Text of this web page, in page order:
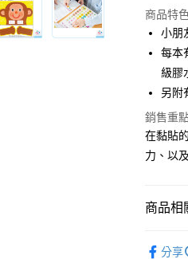
LINE
街口支
ATM付
運送
商品特色
小朋
每本
級膠
另附
銷售重
在黏貼
力、以
商品相
分享